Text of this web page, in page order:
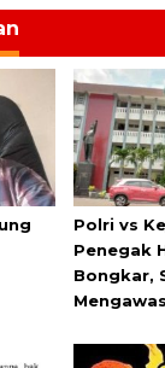
Polri vs
Penegak
Bongkar,